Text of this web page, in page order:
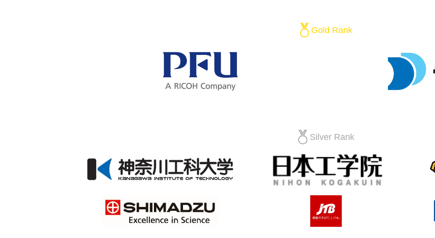
Gold Rank
Silver Rank